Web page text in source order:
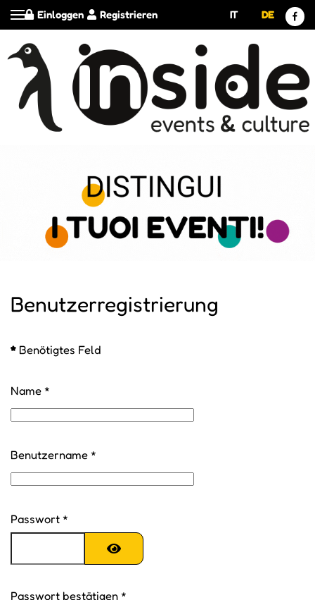
Registrieren
Einloggen IT DE
Benutzerregistrierung
* Benötigtes Feld
Name *
Benutzername *
Passwort *
Passwort bestätigen *